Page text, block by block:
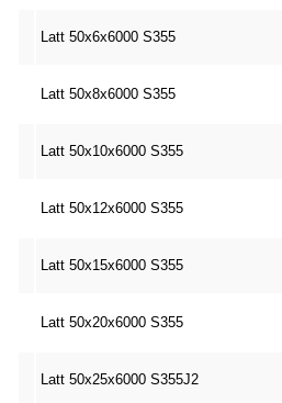
Latt 50x6x6000 S355
Latt 50x8x6000 S355
Latt 50x10x6000 S355
Latt 50x12x6000 S355
Latt 50x15x6000 S355
Latt 50x20x6000 S355
Latt 50x25x6000 S355J2